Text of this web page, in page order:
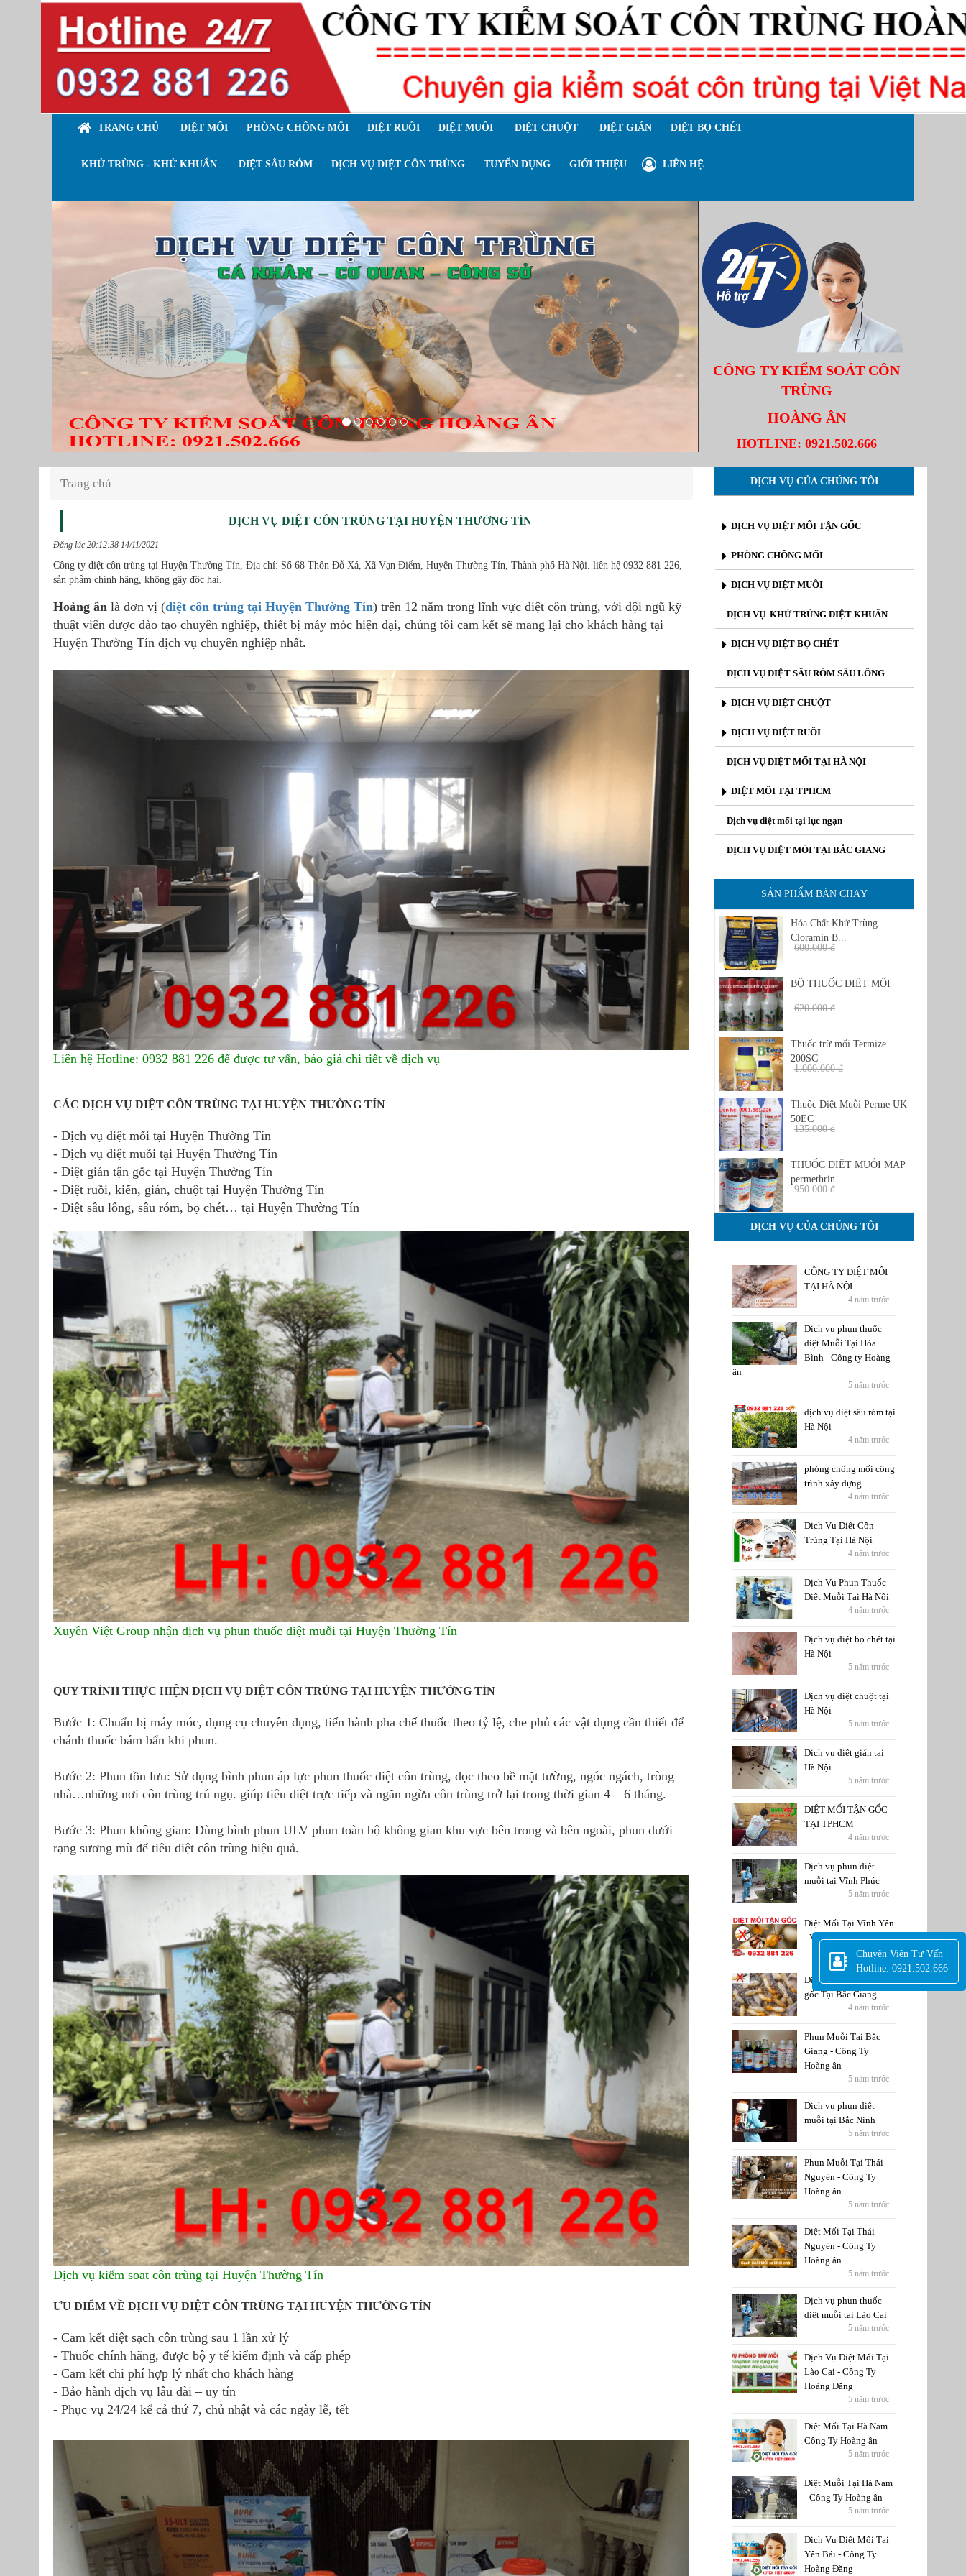
TRANG CHỦ DIỆT MỐI PHÒNG CHỐNG MỐI DIỆT RUỒI DIỆT MUỖI DIỆT CHUỘT DIỆT GIÁN DIỆT BỌ CHÉT
KHỬ TRÙNG - KHỬ KHUẨN DIỆT SÂU RÓM DỊCH VỤ DIỆT CÔN TRÙNG TUYỂN DỤNG GIỚI THIỆU LIÊN HỆ
CÔNG TY KIỂM SOÁT CÔN
TRÙNG
HOÀNG ÂN
HOTLINE: 0921.502.666
Trang chủ
DỊCH VỤ DIỆT CÔN TRÙNG TẠI HUYỆN THƯỜNG TÍN
Đăng lúc 20:12:38 14/11/2021
Công ty diệt côn trùng tại Huyện Thường Tín, Địa chỉ: Số 68 Thôn Đỗ Xá, Xã Vạn Điểm, Huyện Thường Tín, Thành phố Hà Nội. liên hệ 0932 881 226,
sản phẩm chính hãng, không gây độc hại.
Hoàng ânlà đơn vị (diệt côn trùng tại Huyện Thường Tín) trên 12 năm trong lĩnh vực diệt côn trùng, với đội ngũ kỹ
thuật viên được đào tạo chuyên nghiệp, thiết bị máy móc hiện đại, chúng tôi cam kết sẽ mang lại cho khách hàng tại
Huyện Thường Tín dịch vụ chuyên nghiệp nhất.
Liên hệ Hotline: 0932 881 226 để được tư vấn, báo giá chi tiết về dịch vụ
CÁC DỊCH VỤ DIỆT CÔN TRÙNG TẠI HUYỆN THƯỜNG TÍN
- Dịch vụ diệt mối tại Huyện Thường Tín
- Dịch vụ diệt muỗi tại Huyện Thường Tín
- Diệt gián tận gốc tại Huyện Thường Tín
- Diệt ruồi, kiến, gián, chuột tại Huyện Thường Tín
- Diệt sâu lông, sâu róm, bọ chét… tại Huyện Thường Tín
Xuyên Việt Group nhận dịch vụ phun thuốc diệt muỗi tại Huyện Thường Tín
QUY TRÌNH THỰC HIỆN DỊCH VỤ DIỆT CÔN TRÙNG TẠI HUYỆN THƯỜNG TÍN
Bước 1: Chuẩn bị máy móc, dụng cụ chuyên dụng, tiến hành pha chế thuốc theo tỷ lệ, che phủ các vật dụng cần thiết để
chánh thuốc bám bẩn khi phun.
Bước 2: Phun tồn lưu: Sử dụng bình phun áp lực phun thuốc diệt côn trùng, dọc theo bề mặt tường, ngóc ngách, tròng
nhà…những nơi côn trùng trú ngụ. giúp tiêu diệt trực tiếp và ngăn ngừa côn trùng trở lại trong thời gian 4 – 6 tháng.
Bước 3: Phun không gian: Dùng bình phun ULV phun toàn bộ không gian khu vực bên trong và bên ngoài, phun dưới
rạng sương mù để tiêu diệt côn trùng hiệu quả.
Dịch vụ kiểm soat côn trùng tại Huyện Thường Tín
ƯU ĐIỂM VỀ DỊCH VỤ DIỆT CÔN TRÙNG TẠI HUYỆN THƯỜNG TÍN
- Cam kết diệt sạch côn trùng sau 1 lần xử lý
- Thuốc chính hãng, được bộ y tế kiểm định và cấp phép
- Cam kết chi phí hợp lý nhất cho khách hàng
- Bảo hành dịch vụ lâu dài – uy tín
- Phục vụ 24/24 kể cả thứ 7, chủ nhật và các ngày lễ, tết
DỊCH VỤ CỦA CHÚNG TÔI
DỊCH VỤ DIỆT MỐI TẬN GỐC
PHÒNG CHỐNG MỐI
DỊCH VỤ DIỆT MUỖI
DỊCH VỤ KHỬ TRÙNG DIỆT KHUẨN
DỊCH VỤ DIỆT BỌ CHÉT
DỊCH VỤ DIỆT SÂU RÓM SÂU LÔNG
DỊCH VỤ DIỆT CHUỘT
DỊCH VỤ DIỆT RUỒI
DỊCH VỤ DIỆT MỐI TẠI HÀ NỘI
DIỆT MỐI TẠI TPHCM
Dịch vụ diệt mối tại lục ngạn
DỊCH VỤ DIỆT MỐI TẠI BẮC GIANG
SẢN PHẨM BÁN CHẠY
Hóa Chất Khử Trùng
Cloramin B...
600.000 đ
BỘ THUỐC DIỆT MỐI
620.000 đ
Thuốc trừ mối Termize
200SC
1.000.000 đ
Thuốc Diệt Muỗi Perme UK
50EC
135.000 đ
THUỐC DIỆT MUỖI MAP
permethrin...
950.000 đ
DỊCH VỤ CỦA CHÚNG TÔI
CÔNG TY DIỆT MỐI
TẠI HÀ NỘI
4 năm trước
Dịch vụ phun thuốc
diệt Muỗi Tại Hòa
Bình - Công ty Hoàng
ân
5 năm trước
dịch vụ diệt sâu róm tại
Hà Nội
4 năm trước
phòng chống mối công
trình xây dựng
4 năm trước
Dịch Vụ Diệt Côn
Trùng Tại Hà Nội
4 năm trước
Dịch Vụ Phun Thuốc
Diệt Muỗi Tại Hà Nội
4 năm trước
Dịch vụ diệt bọ chét tại
Hà Nội
5 năm trước
Dịch vụ diệt chuột tại
Hà Nội
5 năm trước
Dịch vụ diệt gián tại
Hà Nội
5 năm trước
DIỆT MỐI TẬN GỐC
TẠI TPHCM
4 năm trước
Dịch vụ phun diệt
muỗi tại Vĩnh Phúc
5 năm trước
Diệt Mối Tại Vĩnh Yên
- Vĩnh Phúc
5 năm trước
Dịch Vụ Diệt Mối tận
gốc Tại Bắc Giang
4 năm trước
Phun Muỗi Tại Bắc
Giang - Công Ty
Hoàng ân
5 năm trước
Dịch vụ phun diệt
muỗi tại Bắc Ninh
5 năm trước
Phun Muỗi Tại Thái
Nguyên - Công Ty
Hoàng ân
5 năm trước
Diệt Mối Tại Thái
Nguyên - Công Ty
Hoàng ân
5 năm trước
Dịch vụ phun thuốc
diệt muỗi tại Lào Cai
5 năm trước
Dịch Vụ Diệt Mối Tại
Lào Cai - Công Ty
Hoàng Đăng
5 năm trước
Diệt Mối Tại Hà Nam -
Công Ty Hoàng ân
5 năm trước
Diệt Muỗi Tại Hà Nam
- Công Ty Hoàng ân
5 năm trước
Dịch Vụ Diệt Mối Tại
Yên Bái - Công Ty
Hoàng Đăng
Chuyên Viên Tư Vấn
Hotline: 0921.502.666